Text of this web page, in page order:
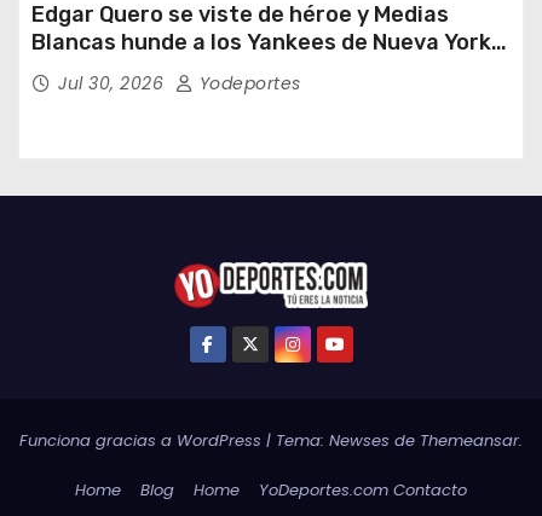
Edgar Quero se viste de héroe y Medias
Blancas hunde a los Yankees de Nueva York
en doce entradas
Jul 30, 2026 Yodeportes
Funciona gracias a WordPress | Tema: Newses de Themeansar.
Home Blog Home YoDeportes.com Contacto